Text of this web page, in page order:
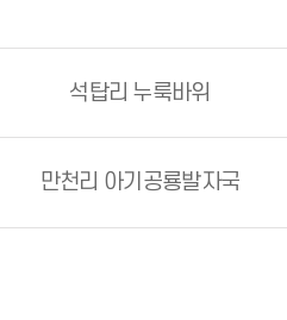
석탑리 누룩바위
만천리 아기공룡발자국